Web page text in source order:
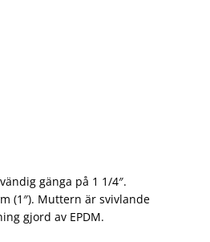
gänga på 1 1/4″.
(1″). Muttern är svivlande
gjord av EPDM.